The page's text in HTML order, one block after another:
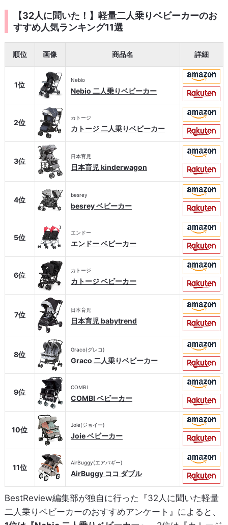
【32人に聞いた！】軽量二人乗りベビーカーのお
すすめ人気ランキング11選
順位 画像 商品名 詳細
1位
Nebio
Nebio 二人乗りベビーカー
2位
カトージ
カトージ 二人乗りベビーカー
3位
日本育児
日本育児 kinderwagon
4位
besrey
besrey ベビーカー
5位
エンドー
エンドー ベビーカー
6位
カトージ
カトージ ベビーカー
7位
日本育児
日本育児 babytrend
8位
Graco(グレコ)
Graco 二人乗りベビーカー
9位
COMBI
COMBI ベビーカー
10位
Joie(ジョイー)
Joie ベビーカー
11位
AirBuggy(エアバギー)
AirBuggy ココ ダブル
BestReview編集部が独自に行った『32人に聞いた軽量
二人乗りベビーカーのおすすめアンケート』によると、